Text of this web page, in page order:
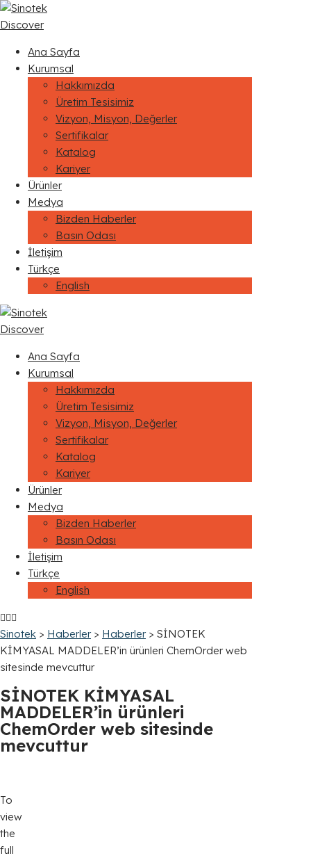
Discover
Ana Sayfa
Kurumsal
Hakkımızda
Üretim Tesisimiz
Vizyon, Misyon, Değerler
Sertifikalar
Katalog
Kariyer
Ürünler
Medya
Bizden Haberler
Basın Odası
İletişim
Türkçe
English
Discover
Ana Sayfa
Kurumsal
Hakkımızda
Üretim Tesisimiz
Vizyon, Misyon, Değerler
Sertifikalar
Katalog
Kariyer
Ürünler
Medya
Bizden Haberler
Basın Odası
İletişim
Türkçe
English
Sinotek > Haberler> Haberler> SİNOTEK
KİMYASAL MADDELER’in ürünleri ChemOrder web
sitesinde mevcuttur
SİNOTEK KİMYASAL
MADDELER’in ürünleri
ChemOrder web sitesinde
mevcuttur
To
view
the
full